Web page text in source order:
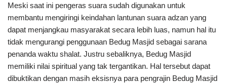
Meski saat ini pengeras suara sudah digunakan untuk
membantu mengiringi keindahan lantunan suara adzan yang
dapat menjangkau masyarakat secara lebih luas, namun hal itu
tidak mengurangi penggunaan Bedug Masjid sebagai sarana
penanda waktu shalat. Justru sebaliknya, Bedug Masjid
memiliki nilai spiritual yang tak tergantikan. Hal tersebut dapat
dibuktikan dengan masih eksisnya para pengrajin Bedug Masjid